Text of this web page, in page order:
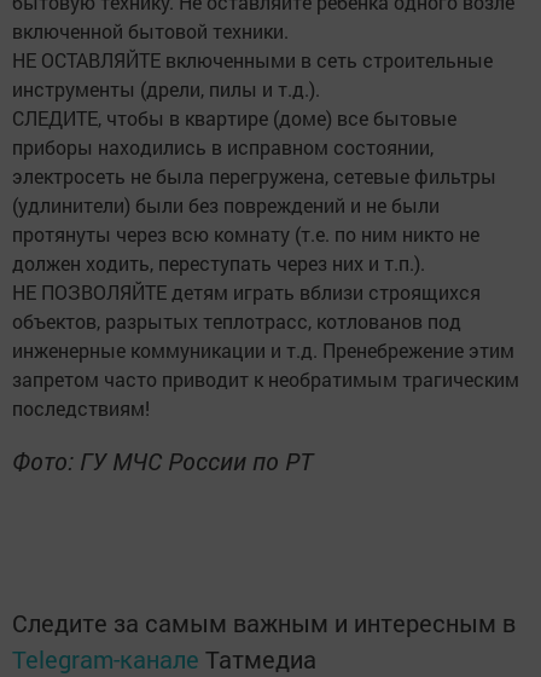
включенной бытовой техники.
НЕ ОСТАВЛЯЙТЕ включенными в сеть строительные
инструменты (дрели, пилы и т.д.).
СЛЕДИТЕ, чтобы в квартире (доме) все бытовые
приборы находились в исправном состоянии,
электросеть не была перегружена, сетевые фильтры
(удлинители) были без повреждений и не были
протянуты через всю комнату (т.е. по ним никто не
должен ходить, переступать через них и т.п.).
НЕ ПОЗВОЛЯЙТЕ детям играть вблизи строящихся
объектов, разрытых теплотрасс, котлованов под
инженерные коммуникации и т.д. Пренебрежение этим
запретом часто приводит к необратимым трагическим
последствиям!
Фото: ГУ МЧС России по РТ
Следите за самым важным и интересным в
Telegram-канале Татмедиа